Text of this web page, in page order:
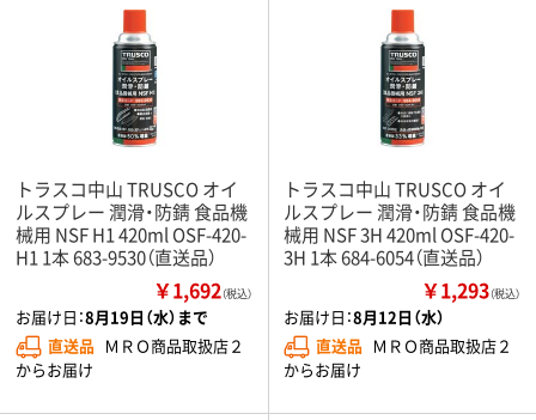
トラスコ中山 TRUSCO オイ
ルスプレー 潤滑・防錆 食品機
械用 NSF H1 420ml OSF-420-
H1 1本 683-9530（直送品）
￥1,692（税込）
お届け日：8月19日（水）まで
直送品 ＭＲＯ商品取扱店２
からお届け
トラスコ中山 TRUSCO オイ
ルスプレー 潤滑・防錆 食品機
械用 NSF 3H 420ml OSF-420-
3H 1本 684-6054（直送品）
￥1,293（税込）
お届け日：8月12日（水）
直送品 ＭＲＯ商品取扱店２
からお届け